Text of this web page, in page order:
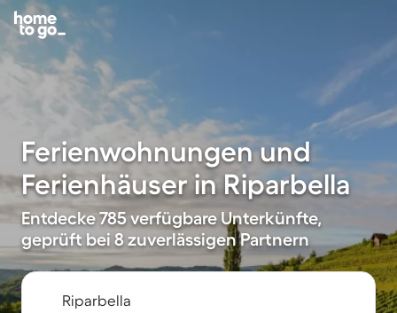
Ferienwohnungen und
Ferienhäuser in Riparbella
Entdecke 785 verfügbare Unterkünfte,
geprüft bei 8 zuverlässigen Partnern